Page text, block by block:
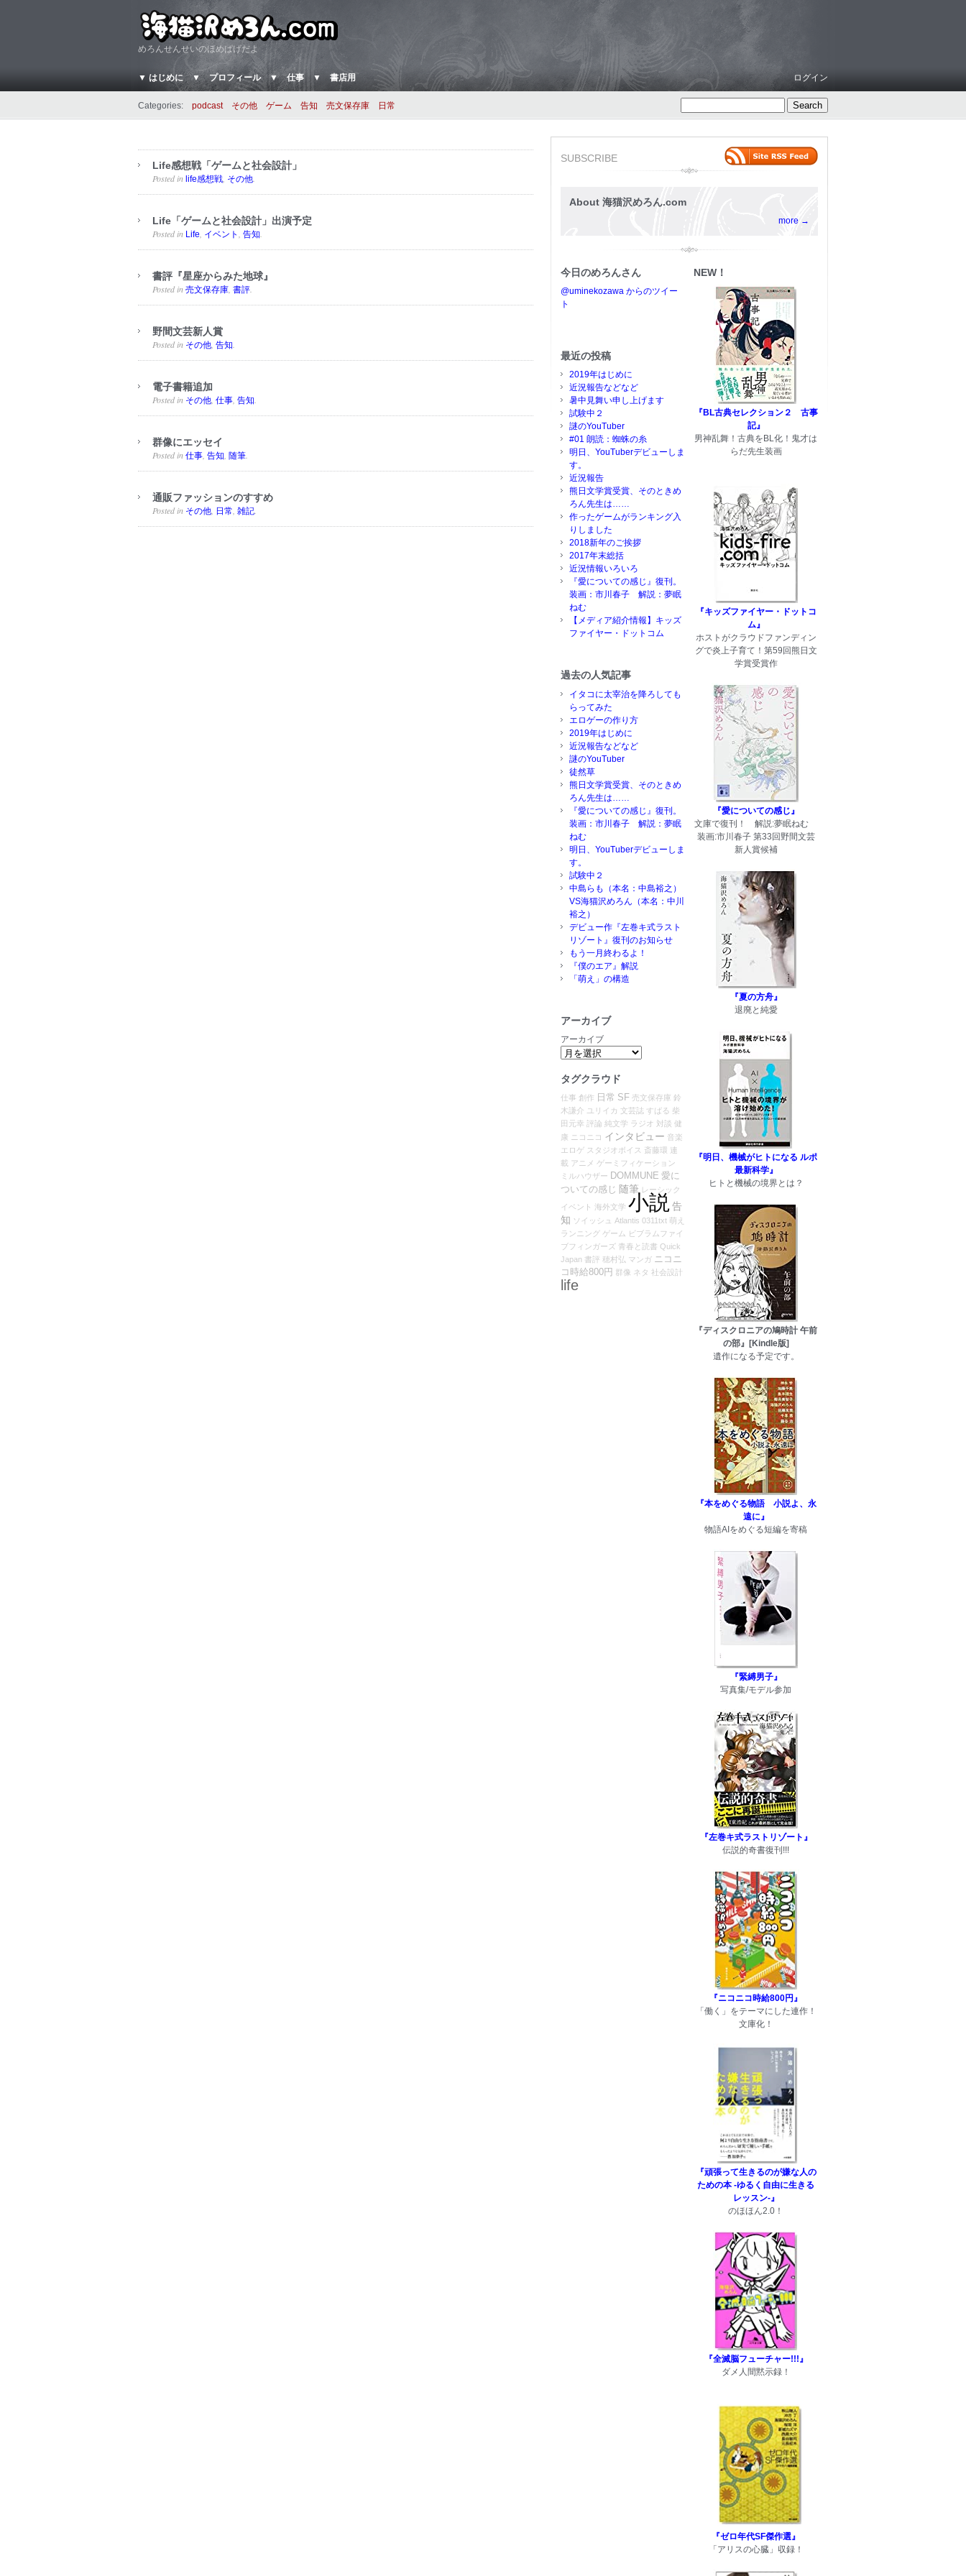
めろんせんせいのほめぱげだよ
▼ はじめに ▼ プロフィール ▼ 仕事 ▼ 書店用 ログイン
Categories: podcast その他 ゲーム 告知 売文保存庫 日常
Life感想戦「ゲームと社会設計」
Posted in life感想戦 その他
Life「ゲームと社会設計」出演予定
Posted in Life イベント 告知
書評『星座からみた地球』
Posted in 売文保存庫 書評
野間文芸新人賞
Posted in その他 告知
電子書籍追加
Posted in その他 仕事 告知
群像にエッセイ
Posted in 仕事 告知 随筆
通販ファッションのすすめ
Posted in その他 日常 雑記
SUBSCRIBE
About 海猫沢めろん.com
more →
今日のめろんさん
@uminekozawa からのツイー
ト
最近の投稿
2019年はじめに
近況報告などなど
暑中見舞い申し上げます
試験中２
謎のYouTuber
#01 朗読：蜘蛛の糸
明日、YouTuberデビューしま
す。
近況報告
熊日文学賞受賞、そのときめ
ろん先生は……
作ったゲームがランキング入
りしました
2018新年のご挨拶
2017年末総括
近況情報いろいろ
『愛についての感じ』復刊。
装画：市川春子 解説：夢眠
ねむ
【メディア紹介情報】キッズ
ファイヤー・ドットコム
過去の人気記事
イタコに太宰治を降ろしても
らってみた
エロゲーの作り方
2019年はじめに
近況報告などなど
謎のYouTuber
徒然草
熊日文学賞受賞、そのときめ
ろん先生は……
『愛についての感じ』復刊。
装画：市川春子 解説：夢眠
ねむ
明日、YouTuberデビューしま
す。
試験中２
中島らも（本名：中島裕之）
VS海猫沢めろん（本名：中川
裕之）
デビュー作『左巻キ式ラスト
リゾート』復刊のお知らせ
もう一月終わるよ！
『僕のエア』解説
「萌え」の構造
アーカイブ
アーカイブ
タグクラウド
仕事 創作 日常 SF 売文保存庫 鈴
木謙介 ユリイカ 文芸誌 すばる 柴
田元幸 評論 純文学 ラジオ 対談 健
康 ニコニコ インタビュー 音楽
エロゲ スタジオボイス 斎藤環 連
載 アニメ ゲーミフィケーション
ミルハウザー DOMMUNE 愛に
ついての感じ 随筆 レーシック
イベント 海外文学 小説告
知 ソイッシュ Atlantis 0311txt 萌え
ランニング ゲーム ビブラムファイ
ブフィンガーズ 青春と読書 Quick
Japan 書評 穂村弘 マンガ ニコニ
コ時給800円 群像 ネタ 社会設計
life
NEW！
『BL古典セレクション２ 古事
記』
男神乱舞！古典をBL化！鬼才は
らだ先生装画
『キッズファイヤー・ドットコ
ム』
ホストがクラウドファンディン
グで炎上子育て！第59回熊日文
学賞受賞作
『愛についての感じ』
文庫で復刊！ 解説:夢眠ねむ
装画:市川春子 第33回野間文芸
新人賞候補
『夏の方舟』
退廃と純愛
『明日、機械がヒトになる ルポ
最新科学』
ヒトと機械の境界とは？
『ディスクロニアの鳩時計 午前
の部』[Kindle版]
遺作になる予定です。
『本をめぐる物語 小説よ、永
遠に』
物語AIをめぐる短編を寄稿
『緊縛男子』
写真集/モデル参加
『左巻キ式ラストリゾート』
伝説的奇書復刊!!!
『ニコニコ時給800円』
「働く」をテーマにした連作！
文庫化！
『頑張って生きるのが嫌な人の
ための本 -ゆるく自由に生きる
レッスン-』
のほほん2.0！
『全滅脳フューチャー!!!』
ダメ人間黙示録！
『ゼロ年代SF傑作選』
「アリスの心臓」収録！